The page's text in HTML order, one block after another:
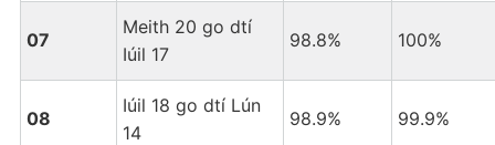
07
Meith 20 go dtí
Iúil 17
98.8% 100%
08
Iúil 18 go dtí Lún
14
98.9% 99.9%